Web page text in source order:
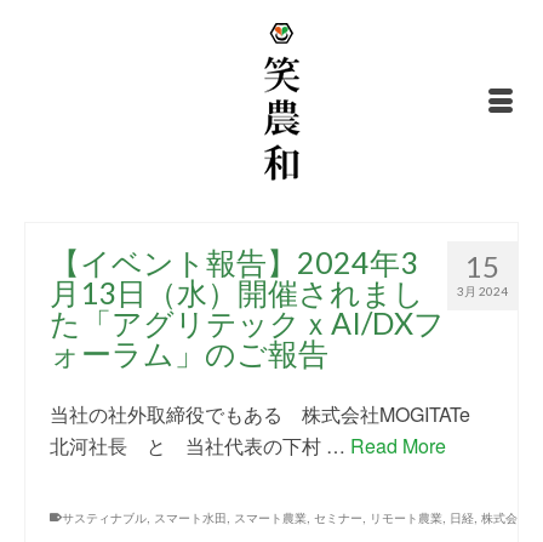
15
3月 2024
【イベント報告】2024年3
月13日（水）開催されまし
た「アグリテックｘAI/DXフ
ォーラム」のご報告
当社の社外取締役でもある 株式会社MOGITATe
北河社長 と 当社代表の下村 … Read More
サスティナブル, スマート水田, スマート農業, セミナー, リモート農業, 日経, 株式会